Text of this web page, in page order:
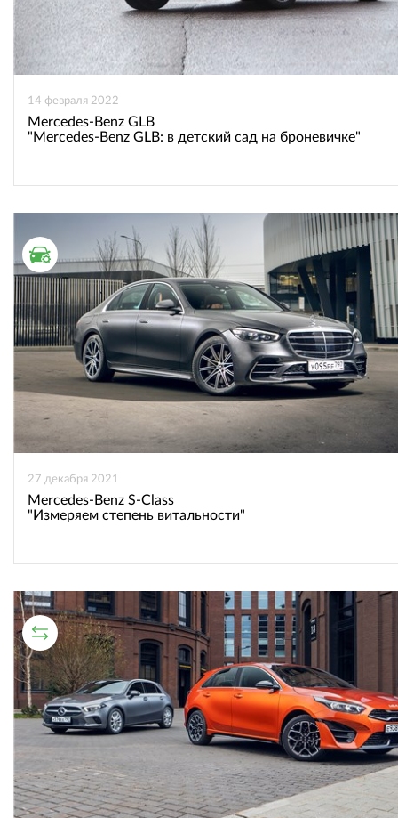
14 февраля 2022
Mercedes-Benz GLB
"Mercedes-Benz GLB: в детский сад на броневичке"
ТЕСТ ДРАЙВ
27 декабря 2021
Mercedes-Benz S-Class
"Измеряем степень витальности"
СРАВНИТЕЛЬНЫЙ ТЕСТ